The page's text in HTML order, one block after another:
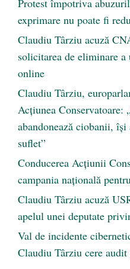
Protest împotriva
exprimare nu poate fi
Claudiu Târziu acuză
solicitarea de eliminare
online
Claudiu Târziu,
Acțiunea Conservatoare:
abandonează ciobanii,
suflet”
Conducerea Acțiunii
campania națională
Claudiu Târziu acuză
apelul unei deputate
Val de incidente
Claudiu Târziu cere